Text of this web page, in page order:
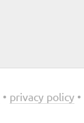
• privacy policy•